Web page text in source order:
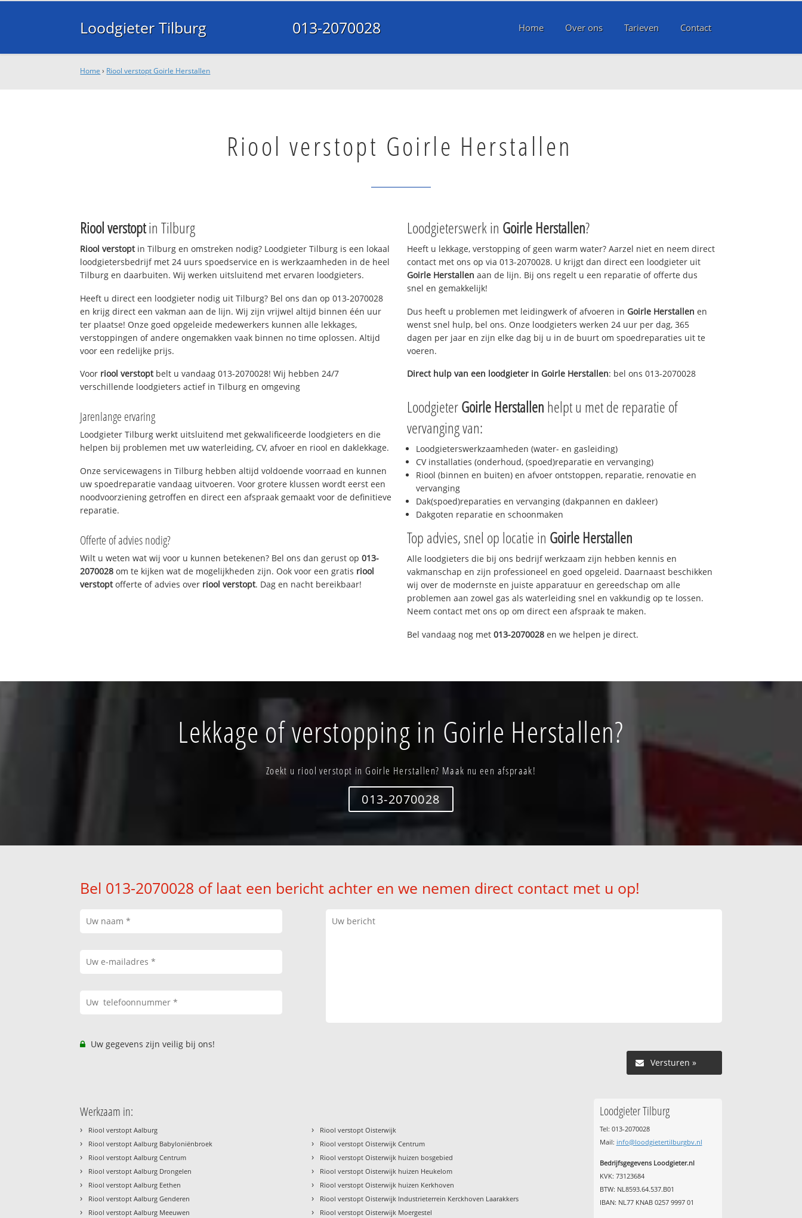
Loodgieter Tilburg 013-2070028 Home Over ons Tarieven Contact
Home › Riool verstopt Goirle Herstallen
Riool verstopt Goirle Herstallen
Riool verstoptin Tilburg
Riool verstoptin Tilburg en omstreken nodig? Loodgieter Tilburg is een lokaal
loodgietersbedrijf met 24 uurs spoedservice en is werkzaamheden in de heel
Tilburg en daarbuiten. Wij werken uitsluitend met ervaren loodgieters.
Heeft u direct een loodgieter nodig uit Tilburg? Bel ons dan op 013-2070028
en krijg direct een vakman aan de lijn. Wij zijn vrijwel altijd binnen één uur
ter plaatse! Onze goed opgeleide medewerkers kunnen alle lekkages,
verstoppingen of andere ongemakken vaak binnen no time oplossen. Altijd
voor een redelijke prijs.
Voor riool verstoptbelt u vandaag 013-2070028! Wij hebben 24/7
verschillende loodgieters actief in Tilburg en omgeving
Jarenlange ervaring
Loodgieter Tilburg werkt uitsluitend met gekwalificeerde loodgieters en die
helpen bij problemen met uw waterleiding, CV, afvoer en riool en daklekkage.
Onze servicewagens in Tilburg hebben altijd voldoende voorraad en kunnen
uw spoedreparatie vandaag uitvoeren. Voor grotere klussen wordt eerst een
noodvoorziening getroffen en direct een afspraak gemaakt voor de definitieve
reparatie.
Offerte of advies nodig?
Wilt u weten wat wij voor u kunnen betekenen? Bel ons dan gerust op013-
2070028 om te kijken wat de mogelijkheden zijn. Ook voor een gratis riool
verstoptofferte of advies over riool verstopt. Dag en nacht bereikbaar!
Loodgieterswerk in Goirle Herstallen?
Heeft u lekkage, verstopping of geen warm water? Aarzel niet en neem direct
contact met ons op via 013-2070028. U krijgt dan direct een loodgieter uit
Goirle Herstallen aan de lijn. Bij ons regelt u een reparatie of offerte dus
snel en gemakkelijk!
Dus heeft u problemen met leidingwerk of afvoeren in Goirle Herstallen en
wenst snel hulp, bel ons. Onze loodgieters werken 24 uur per dag, 365
dagen per jaar en zijn elke dag bij u in de buurt om spoedreparaties uit te
voeren.
Direct hulp van een loodgieter in Goirle Herstallen: bel ons 013-2070028
LoodgieterGoirle Herstallen helpt u met de reparatie of
vervanging van:
Loodgieterswerkzaamheden (water- en gasleiding)
CV installaties (onderhoud, (spoed)reparatie en vervanging)
Riool (binnen en buiten) en afvoer ontstoppen, reparatie, renovatie en
vervanging
Dak(spoed)reparaties en vervanging (dakpannen en dakleer)
Dakgoten reparatie en schoonmaken
Top advies, snel op locatie in Goirle Herstallen
Alle loodgieters die bij ons bedrijf werkzaam zijn hebben kennis en
vakmanschap en zijn professioneel en goed opgeleid. Daarnaast beschikken
wij over de modernste en juiste apparatuur en gereedschap om alle
problemen aan zowel gas als waterleiding snel en vakkundig op te lossen.
Neem contact met ons op om direct een afspraak te maken.
Bel vandaag nog met 013-2070028 en we helpen je direct.
Lekkage of verstopping in Goirle Herstallen?
Zoekt u riool verstopt in Goirle Herstallen? Maak nu een afspraak!
013-2070028
Bel 013-2070028 of laat een bericht achter en we nemen direct contact met u op!
Uw gegevens zijn veilig bij ons!
Versturen »
Werkzaam in:
› Riool verstopt Aalburg
› Riool verstopt Aalburg Babyloniënbroek
› Riool verstopt Aalburg Centrum
› Riool verstopt Aalburg Drongelen
› Riool verstopt Aalburg Eethen
› Riool verstopt Aalburg Genderen
› Riool verstopt Aalburg Meeuwen
› Riool verstopt Oisterwijk
› Riool verstopt Oisterwijk Centrum
› Riool verstopt Oisterwijk huizen bosgebied
› Riool verstopt Oisterwijk huizen Heukelom
› Riool verstopt Oisterwijk huizen Kerkhoven
› Riool verstopt Oisterwijk Industrieterrein Kerckhoven Laarakkers
› Riool verstopt Oisterwijk Moergestel
Loodgieter Tilburg
Tel: 013-2070028
Mail: info@loodgietertilburgbv.nl
Bedrijfsgegevens Loodgieter.nl
KVK: 73123684
BTW: NL8593.64.537.B01
IBAN: NL77 KNAB 0257 9997 01